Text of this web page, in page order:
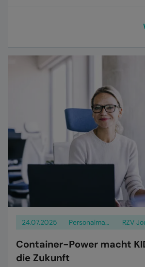
24.07.2025 Personalmanagement RZV
Container-Power macht
die Zukunft